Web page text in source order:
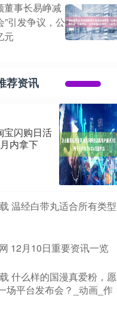
董事长易峥减
”引发争议，公
元
荐资讯
宝闪购日活
内拿下
温经白带丸适合所有类型
12月10日重要资讯一览
什么样的国漫真爱粉，愿
场平台发布会？_动画_作